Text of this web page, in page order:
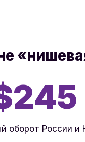
оборот России и